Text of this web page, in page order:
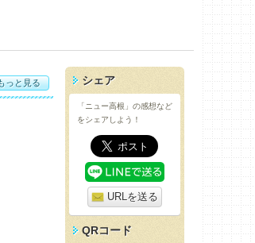
っと見る シェア
「ニュー高根」の感想など
をシェアしよう！
URLを送る
QRコード